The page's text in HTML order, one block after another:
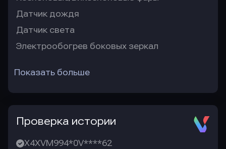
Датчик дождя
Датчик света
Электрообогрев боковых зеркал
Показать больше
Проверка истории
X4XVM994*0V****62